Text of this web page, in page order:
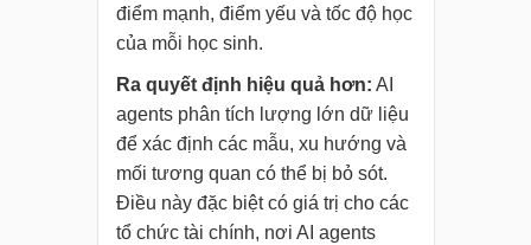
điểm mạnh, điểm yếu và tốc độ học
của mỗi học sinh.
Ra quyết định hiệu quả hơn: AI
agents phân tích lượng lớn dữ liệu
để xác định các mẫu, xu hướng và
mối tương quan có thể bị bỏ sót.
Điều này đặc biệt có giá trị cho các
tổ chức tài chính, nơi AI agents